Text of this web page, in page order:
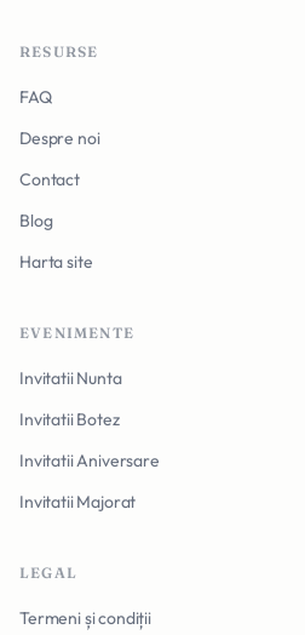
RESURSE
FAQ
Despre noi
Contact
Blog
Harta site
EVENIMENTE
Invitatii Nunta
Invitatii Botez
Invitatii Aniversare
Invitatii Majorat
LEGAL
Termeni și condiții